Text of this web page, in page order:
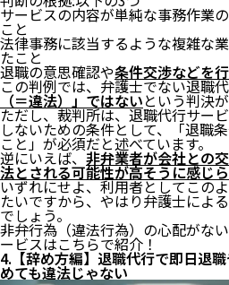
サービスの内容が単純な事務作業
こと
法律事務に該当するような複雑な
たこと
退職の意思確認や条件交渉などを
この判例では、弁護士でない退職
（＝違法）」ではないという判決
ただし、裁判所は、退職代行サー
しないための条件として、「退職
こと」が必須だと述べています。
逆にいえば、非弁業者が会社との
法とされる可能性が高そうに感じ
いずれにせよ、利用者としてこの
たいですから、やはり弁護士によ
でしょう。
非弁行為（違法行為）の心配がな
ービスはこちらで紹介！
4.【辞め方編】退職代行で即日退
めても違法じゃない